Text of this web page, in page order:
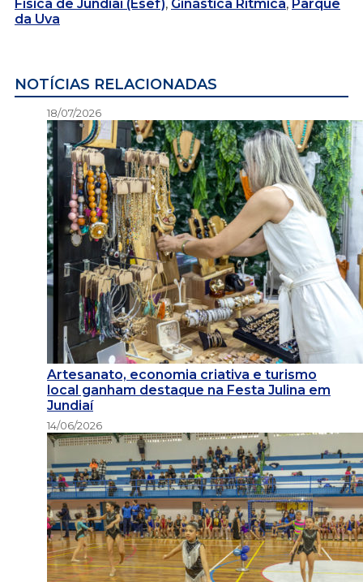
Física de Jundiaí (Esef), Ginástica Rítmica, Parque
da Uva
NOTÍCIAS RELACIONADAS
18/07/2026
Artesanato, economia criativa e turismo
local ganham destaque na Festa Julina em
Jundiaí
14/06/2026